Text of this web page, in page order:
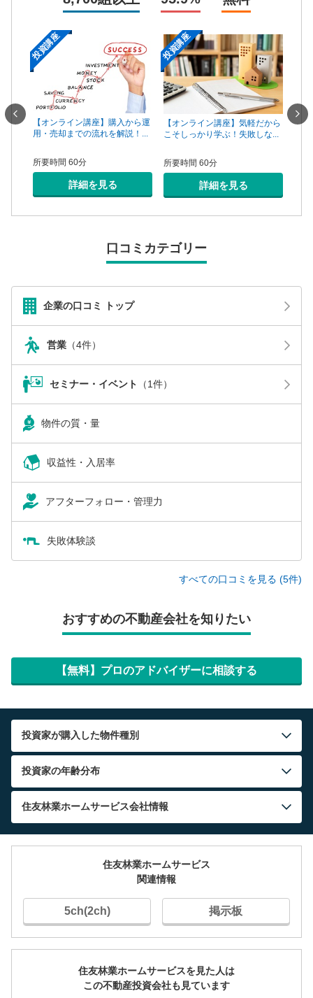
手は
投資講座
【オンライン講座】購入から運
用・売却までの流れを解説！...
所要時間 60分
詳細を見る
投資講座
【オンライン講座】気軽だから
こそしっかり学ぶ！失敗しな...
所要時間 60分
詳細を見る
【オ
口コミカテゴリー
企業の口コミ トップ
営業 （4件）
セミナー・イベント （1件）
物件の質・量
収益性・入居率
アフターフォロー・管理力
失敗体験談
すべての口コミを見る (5件)
おすすめの不動産会社を知りたい
【無料】プロのアドバイザーに相談する
投資家が購入した物件種別
投資家の年齢分布
住友林業ホームサービス会社情報
住友林業ホームサービス
関連情報
5ch(2ch) 掲示板
住友林業ホームサービスを見た人は
この不動産投資会社も見ています